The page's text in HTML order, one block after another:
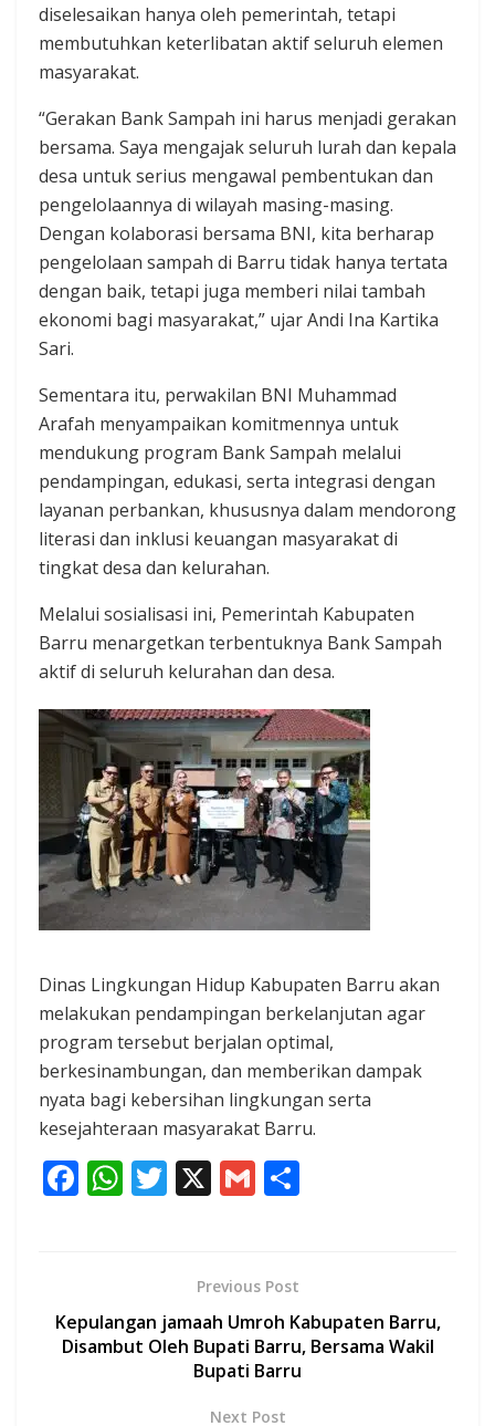
diselesaikan hanya oleh pemerintah, tetapi
membutuhkan keterlibatan aktif seluruh elemen
masyarakat.
“Gerakan Bank Sampah ini harus menjadi gerakan
bersama. Saya mengajak seluruh lurah dan kepala
desa untuk serius mengawal pembentukan dan
pengelolaannya di wilayah masing-masing.
Dengan kolaborasi bersama BNI, kita berharap
pengelolaan sampah di Barru tidak hanya tertata
dengan baik, tetapi juga memberi nilai tambah
ekonomi bagi masyarakat,” ujar Andi Ina Kartika
Sari.
Sementara itu, perwakilan BNI Muhammad
Arafah menyampaikan komitmennya untuk
mendukung program Bank Sampah melalui
pendampingan, edukasi, serta integrasi dengan
layanan perbankan, khususnya dalam mendorong
literasi dan inklusi keuangan masyarakat di
tingkat desa dan kelurahan.
Melalui sosialisasi ini, Pemerintah Kabupaten
Barru menargetkan terbentuknya Bank Sampah
aktif di seluruh kelurahan dan desa.
Dinas Lingkungan Hidup Kabupaten Barru akan
melakukan pendampingan berkelanjutan agar
program tersebut berjalan optimal,
berkesinambungan, dan memberikan dampak
nyata bagi kebersihan lingkungan serta
kesejahteraan masyarakat Barru.
F
o
o
W
A
p
T
er
X G
l
Previous Post
Kepulangan jamaah Umroh Kabupaten Barru,
Disambut Oleh Bupati Barru, Bersama Wakil
Bupati Barru
Next Post